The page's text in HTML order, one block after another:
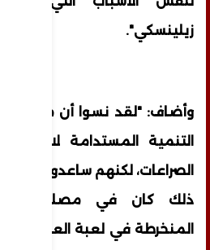
زيلينسكي".
وأضاف: "لقد نسوا أن من أجل
التنمية المستدامة لا بد
الصراعات، لكنهم ساعدوا في
ذلك كان في مصلحة
المنخرطة في لعبة العروش،